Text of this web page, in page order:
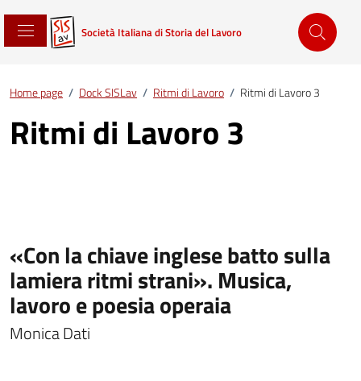
Società Italiana di Storia del Lavoro
Home page / Dock SISLav / Ritmi di Lavoro / Ritmi di Lavoro 3
Ritmi di Lavoro 3
«Con la chiave inglese batto sulla
lamiera ritmi strani». Musica,
lavoro e poesia operaia
Monica Dati